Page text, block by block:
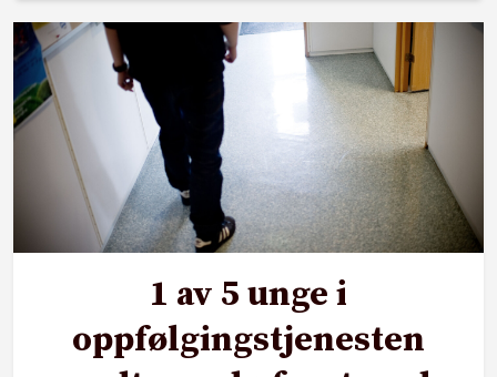
1 av 5 unge i
oppfølgingstjenesten